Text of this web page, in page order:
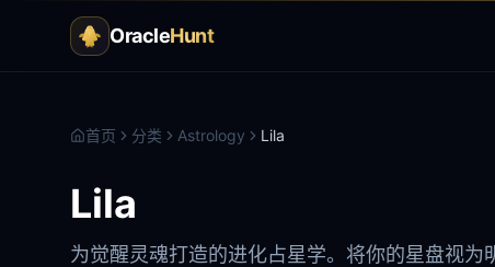
OracleHunt
首页 分类 Astrology Lila
Lila
为觉醒灵魂打造的进化占星学。将你的星盘视为